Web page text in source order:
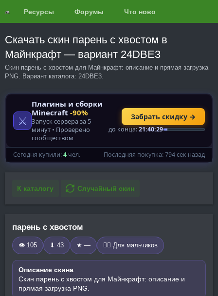
Ресурсы Форумы Что нового?
Скачать скин парень с хвостом в
Майнкрафт — вариант 24DBE3
Скин парень с хвостом для Майнкрафт: описание и прямая загрузка
PNG. Вариант каталога: 24DBE3.
К каталогу Случайный скин
парень с хвостом
👁 105 ⬇ 43 ★ — 🧍‍♂️ Для мальчиков
Описание скина
Скин парень с хвостом для Майнкрафт: описание и
прямая загрузка PNG.